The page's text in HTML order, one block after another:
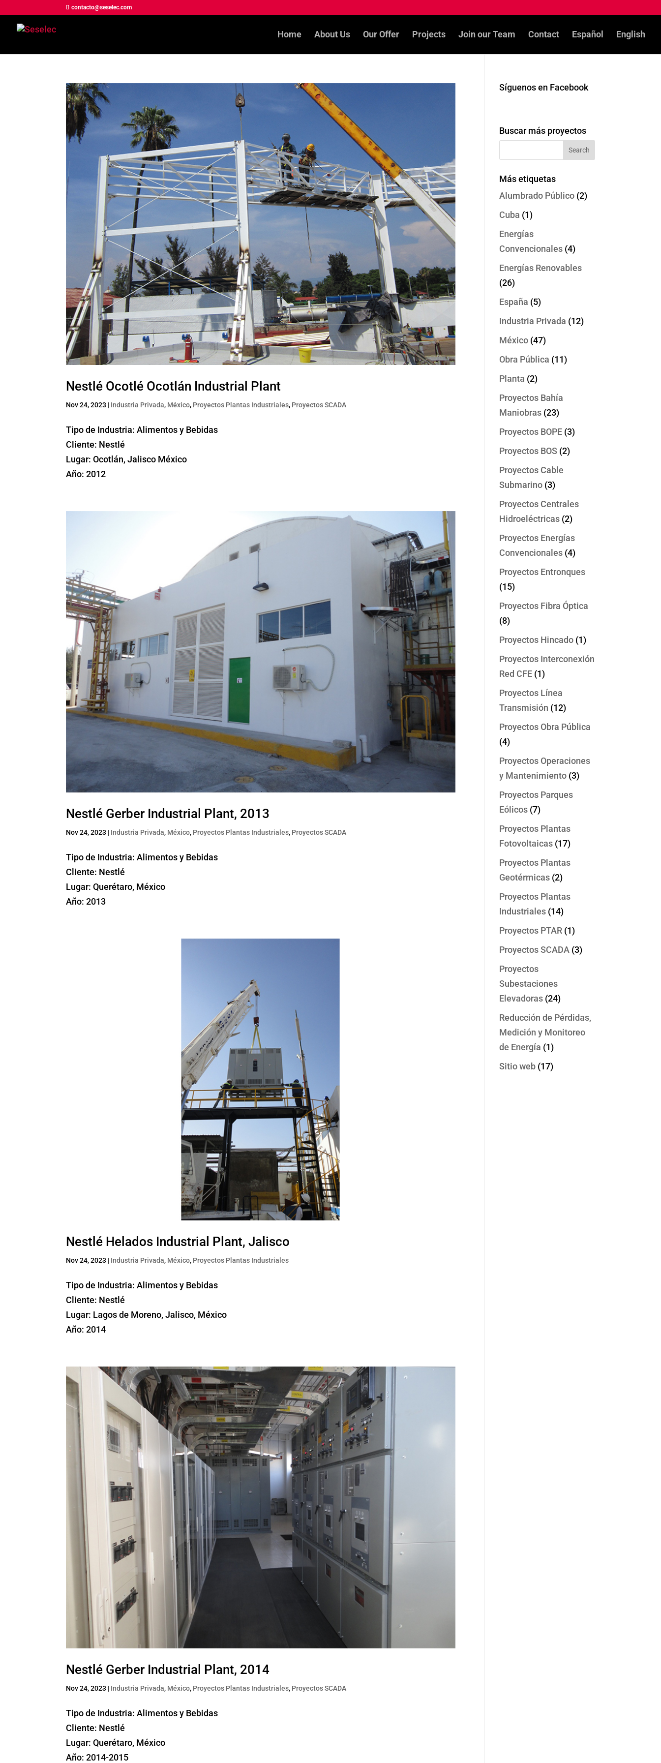
contacto@seselec.com
Home About Us Our Offer Projects Join our Team Contact Español English
Nestlé Ocotlé Ocotlán Industrial Plant
Nov 24, 2023 | Industria Privada, México, Proyectos Plantas Industriales, Proyectos SCADA
Tipo de Industria: Alimentos y Bebidas
Cliente: Nestlé
Lugar: Ocotlán, Jalisco México
Año: 2012
Nestlé Gerber Industrial Plant, 2013
Nov 24, 2023 | Industria Privada, México, Proyectos Plantas Industriales, Proyectos SCADA
Tipo de Industria: Alimentos y Bebidas
Cliente: Nestlé
Lugar: Querétaro, México
Año: 2013
Nestlé Helados Industrial Plant, Jalisco
Nov 24, 2023 | Industria Privada, México, Proyectos Plantas Industriales
Tipo de Industria: Alimentos y Bebidas
Cliente: Nestlé
Lugar: Lagos de Moreno, Jalisco, México
Año: 2014
Nestlé Gerber Industrial Plant, 2014
Nov 24, 2023 | Industria Privada, México, Proyectos Plantas Industriales, Proyectos SCADA
Tipo de Industria: Alimentos y Bebidas
Cliente: Nestlé
Lugar: Querétaro, México
Año: 2014-2015
Síguenos en Facebook
Buscar más proyectos
Más etiquetas
Alumbrado Público (2)
Cuba (1)
Energías
Convencionales (4)
Energías Renovables
(26)
España (5)
Industria Privada (12)
México (47)
Obra Pública (11)
Planta (2)
Proyectos Bahía
Maniobras (23)
Proyectos BOPE (3)
Proyectos BOS (2)
Proyectos Cable
Submarino (3)
Proyectos Centrales
Hidroeléctricas (2)
Proyectos Energías
Convencionales (4)
Proyectos Entronques
(15)
Proyectos Fibra Óptica
(8)
Proyectos Hincado (1)
Proyectos Interconexión
Red CFE (1)
Proyectos Línea
Transmisión (12)
Proyectos Obra Pública
(4)
Proyectos Operaciones
y Mantenimiento (3)
Proyectos Parques
Eólicos (7)
Proyectos Plantas
Fotovoltaicas (17)
Proyectos Plantas
Geotérmicas (2)
Proyectos Plantas
Industriales (14)
Proyectos PTAR (1)
Proyectos SCADA (3)
Proyectos
Subestaciones
Elevadoras (24)
Reducción de Pérdidas,
Medición y Monitoreo
de Energía (1)
Sitio web (17)